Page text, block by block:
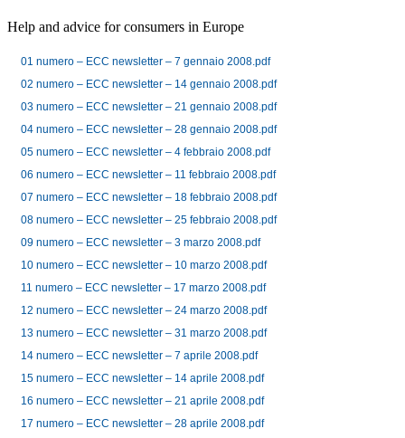
Help and advice for consumers in Europe
01 numero – ECC newsletter – 7 gennaio 2008.pdf
02 numero – ECC newsletter – 14 gennaio 2008.pdf
03 numero – ECC newsletter – 21 gennaio 2008.pdf
04 numero – ECC newsletter – 28 gennaio 2008.pdf
05 numero – ECC newsletter – 4 febbraio 2008.pdf
06 numero – ECC newsletter – 11 febbraio 2008.pdf
07 numero – ECC newsletter – 18 febbraio 2008.pdf
08 numero – ECC newsletter – 25 febbraio 2008.pdf
09 numero – ECC newsletter – 3 marzo 2008.pdf
10 numero – ECC newsletter – 10 marzo 2008.pdf
11 numero – ECC newsletter – 17 marzo 2008.pdf
12 numero – ECC newsletter – 24 marzo 2008.pdf
13 numero – ECC newsletter – 31 marzo 2008.pdf
14 numero – ECC newsletter – 7 aprile 2008.pdf
15 numero – ECC newsletter – 14 aprile 2008.pdf
16 numero – ECC newsletter – 21 aprile 2008.pdf
17 numero – ECC newsletter – 28 aprile 2008.pdf